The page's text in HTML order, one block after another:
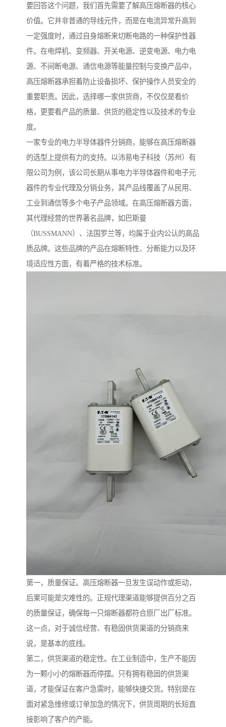
要回答这个问题，我们首先需要了解高压熔断器的核心
价值。它并非普通的导线元件，而是在电流异常升高到
一定强度时，通过自身熔断来切断电路的一种保护性器
件。在电焊机、变频器、开关电源、逆变电源、电力电
源、不间断电源、通信电源等能量控制与变换产品中，
高压熔断器承担着防止设备损坏、保护操作人员安全的
重要职责。因此，选择哪一家供货商，不仅仅是看价
格，更要看产品的质量、供货的稳定性以及技术的专业
度。
一家专业的电力半导体器件分销商，能够在高压熔断器
的选型上提供有力的支持。以沛易电子科技（苏州）有
限公司为例，该公司长期从事电力半导体器件和电子元
器件的专业代理及分销业务，其产品线覆盖了从民用、
工业到通信等多个电子产品领域。在高压熔断器方面，
其代理经营的世界著名品牌，如巴斯曼
（BUSSMANN）、法国罗兰等，均属于业内公认的高品
质品牌。这些品牌的产品在熔断特性、分断能力以及环
境适应性方面，有着严格的技术标准。
第一，质量保证。高压熔断器一旦发生误动作或拒动，
后果可能是灾难性的。正规代理渠道能够提供百分之百
的质量保证，确保每一只熔断器都符合原厂出厂标准。
这一点，对于诚信经营、有稳固供货渠道的分销商来
说，是基本的底线。
第二，供货渠道的稳定性。在工业制造中，生产不能因
为一颗小小的熔断器而停摆。只有拥有稳固的供货渠
道，才能保证在客户急需时，能够快捷交货。特别是在
面对紧急维修或订单加急的情况下，供货周期的长短直
接影响了客户的产能。